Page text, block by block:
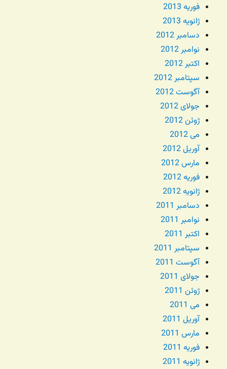
فوریه 2013
ژانویه 2013
دسامبر 2012
نوامبر 2012
اکتبر 2012
سپتامبر 2012
آگوست 2012
جولای 2012
ژوئن 2012
می 2012
آوریل 2012
مارس 2012
فوریه 2012
ژانویه 2012
دسامبر 2011
نوامبر 2011
اکتبر 2011
سپتامبر 2011
آگوست 2011
جولای 2011
ژوئن 2011
می 2011
آوریل 2011
مارس 2011
فوریه 2011
ژانویه 2011